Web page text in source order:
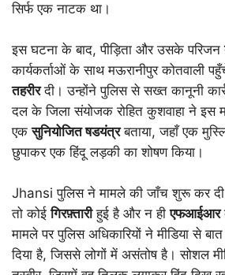
सिर्फ एक नाटक था।
इस घटना के बाद, पीड़िता और उसके परिजन
कार्यकर्ताओं के साथ मऊरानीपुर कोतवाली
तहरीरदी। उन्होंने पुलिस से सख्त कानूनी
दल के जिला संयोजक रोहित कुशवाहा ने इस
एकसुनियोजित षडयंत्रबताया, जहाँ एक
छुपाकर एक हिंदू लड़की का शोषण किया।
Jhansi पुलिस ने मामले की जाँच शुरू कर
तो कोईगिरफ़्तारीहुई है और न हीएफआईआर
मामले पर पुलिस अधिकारियों ने मीडिया से
दिया है, जिससे लोगों में असंतोष है। सोशल